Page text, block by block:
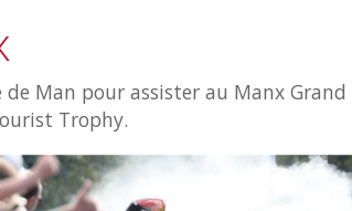
Man pour assister au Manx Grand
Trophy.